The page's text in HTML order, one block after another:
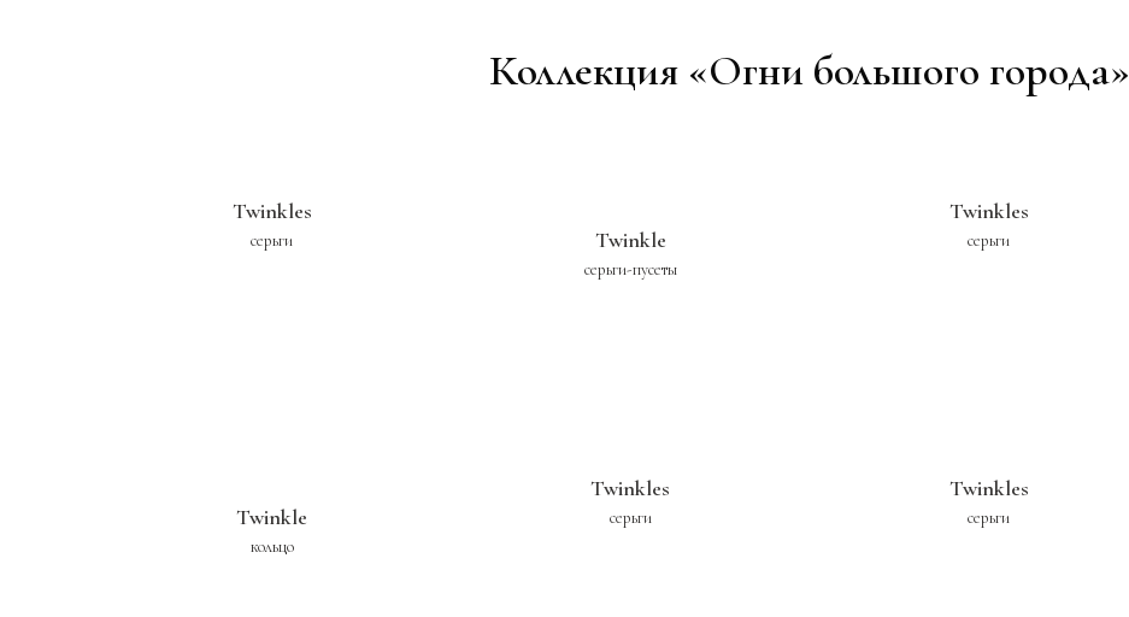
Коллекция «Огни большого города»
Twinkles
серьги Twinkle
серьги-пусеты
Twinkles
серьги
Twinkle
кольцо
Twinkles
серьги
Twinkles
серьги